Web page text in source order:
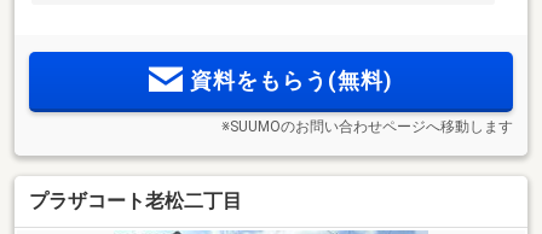
資料をもらう(無料)
※SUUMOのお問い合わせページへ移動します
プラザコート老松二丁目